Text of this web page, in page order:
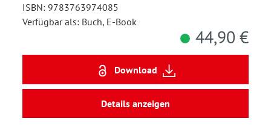
ISBN: 9783763974085
Verfügbar als: Buch, E-Book
44,90 €
Download
Details anzeigen